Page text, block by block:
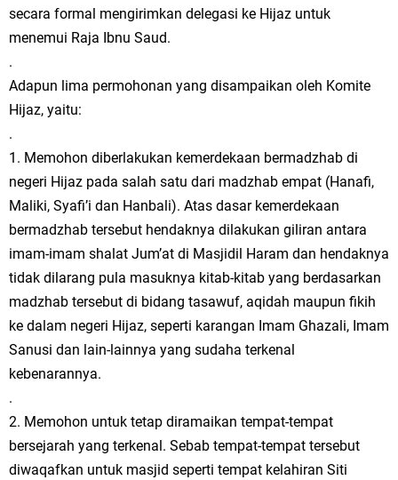
secara formal mengirimkan delegasi ke Hijaz untuk
menemui Raja Ibnu Saud.
.
Adapun lima permohonan yang disampaikan oleh Komite
Hijaz, yaitu:
.
1. Memohon diberlakukan kemerdekaan bermadzhab di
negeri Hijaz pada salah satu dari madzhab empat (Hanafi,
Maliki, Syafi’i dan Hanbali). Atas dasar kemerdekaan
bermadzhab tersebut hendaknya dilakukan giliran antara
imam-imam shalat Jum’at di Masjidil Haram dan hendaknya
tidak dilarang pula masuknya kitab-kitab yang berdasarkan
madzhab tersebut di bidang tasawuf, aqidah maupun fikih
ke dalam negeri Hijaz, seperti karangan Imam Ghazali, Imam
Sanusi dan lain-lainnya yang sudaha terkenal
kebenarannya.
.
2. Memohon untuk tetap diramaikan tempat-tempat
bersejarah yang terkenal. Sebab tempat-tempat tersebut
diwaqafkan untuk masjid seperti tempat kelahiran Siti